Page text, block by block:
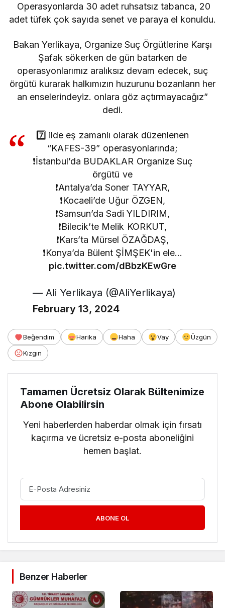
Operasyonlarda 30 adet ruhsatsız tabanca, 20
adet tüfek çok sayıda senet ve paraya el konuldu.
Bakan Yerlikaya, Organize Suç Örgütlerine Karşı
Şafak sökerken de gün batarken de
operasyonlarımız aralıksız devam edecek, suç
örgütü kurarak halkımızın huzurunu bozanların her
an enselerindeyiz. onlara göz açtırmayacağız”
dedi.
7️⃣ ilde eş zamanlı olarak düzenlenen
“KAFES-39” operasyonlarında;
❗️İstanbul’da BUDAKLAR Organize Suç
örgütü ve
❗️Antalya’da Soner TAYYAR,
❗️Kocaeli’de Uğur ÖZGEN,
❗️Samsun’da Sadi YILDIRIM,
❗️Bilecik’te Melik KORKUT,
❗️Kars’ta Mürsel ÖZAĞDAŞ,
❗️Konya’da Bülent ŞİMŞEK'in ele…
pic.twitter.com/dBbzKEwGre
— Ali Yerlikaya (@AliYerlikaya)
February 13, 2024
Beğendim Harika Haha Vay
Üzgün
Kızgın
Tamamen Ücretsiz Olarak Bültenimize
Abone Olabilirsin
Yeni haberlerden haberdar olmak için fırsatı
kaçırma ve ücretsiz e-posta aboneliğini
hemen başlat.
ABONE OL
Benzer Haberler